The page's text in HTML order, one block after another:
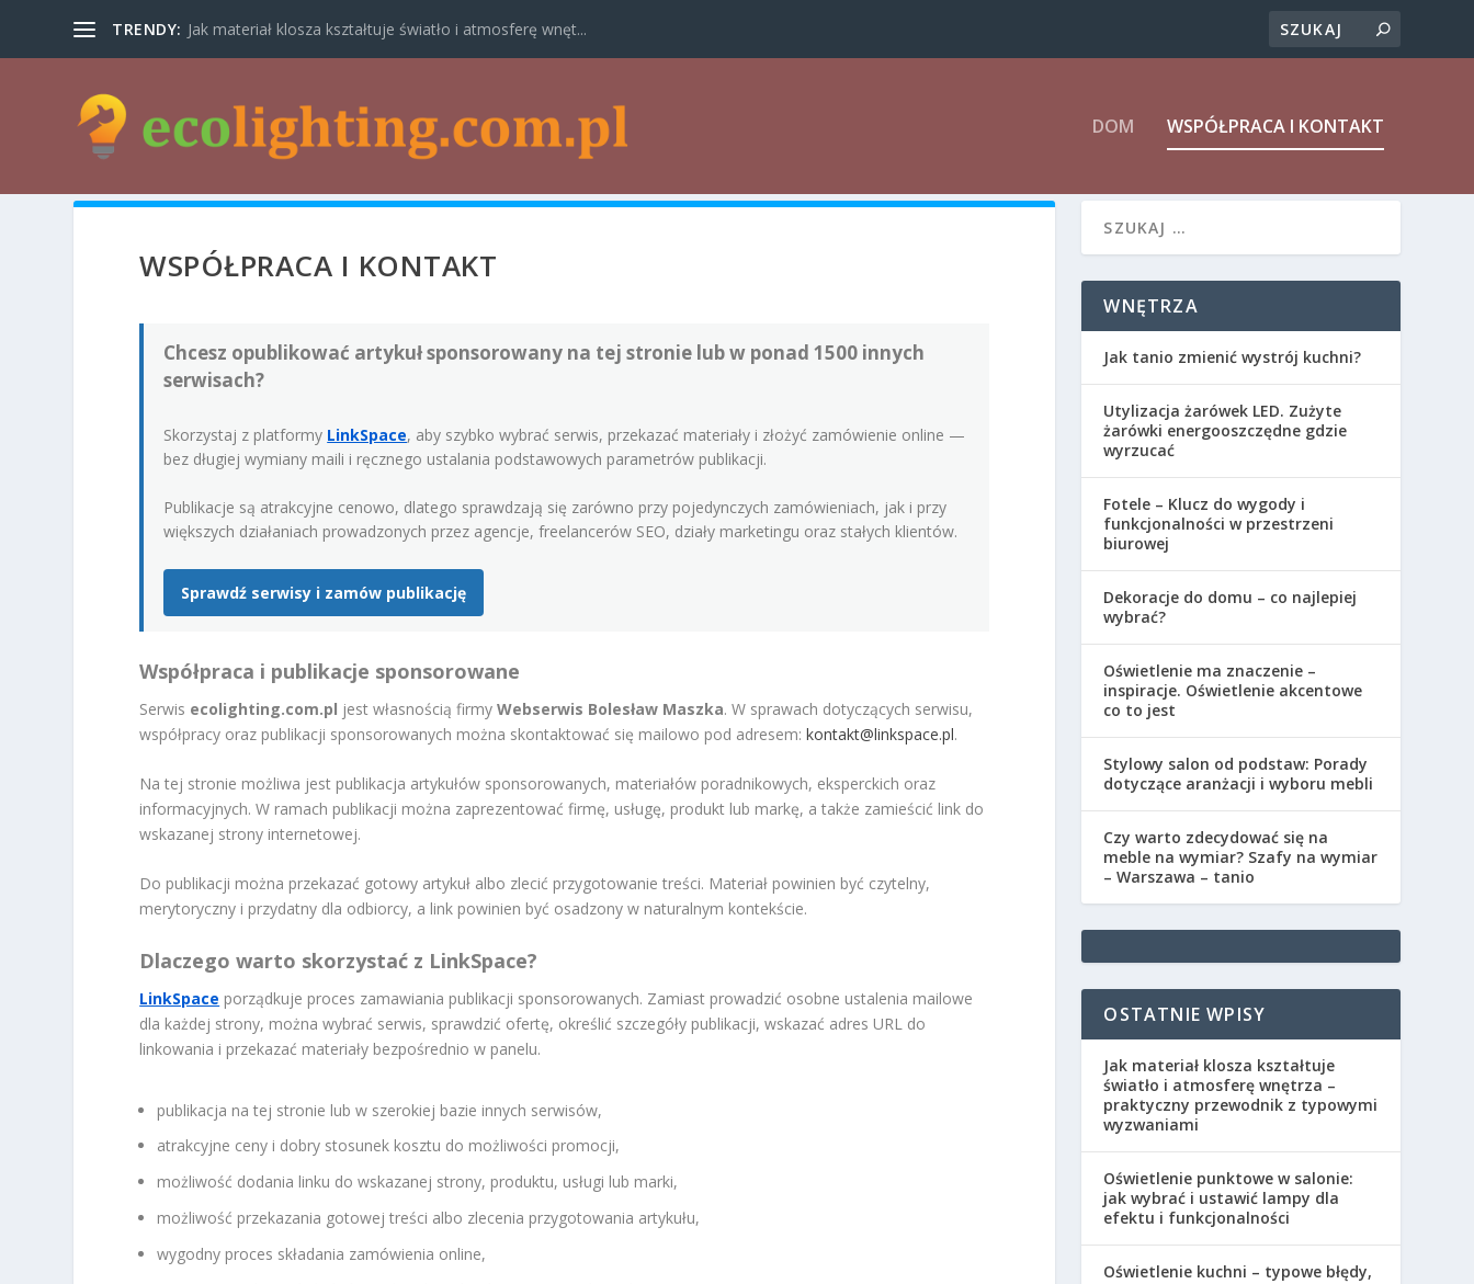
TRENDY: Jak materiał klosza kształtuje światło i atmosferę wnęt...
DOM WSPÓŁPRACA I KONTAKT
WSPÓŁPRACA I KONTAKT
Chcesz opublikować artykuł sponsorowany na tej stronie lub w ponad 1500 innych
serwisach?
Skorzystaj z platformy LinkSpace, aby szybko wybrać serwis, przekazać materiały i złożyć zamówienie online —
bez długiej wymiany maili i ręcznego ustalania podstawowych parametrów publikacji.
Publikacje są atrakcyjne cenowo, dlatego sprawdzają się zarówno przy pojedynczych zamówieniach, jak i przy
większych działaniach prowadzonych przez agencje, freelancerów SEO, działy marketingu oraz stałych klientów.
Sprawdź serwisy i zamów publikację
Współpraca i publikacje sponsorowane
Serwis ecolighting.com.pl jest własnością firmyWebserwis Bolesław Maszka. W sprawach dotyczących serwisu,
współpracy oraz publikacji sponsorowanych można skontaktować się mailowo pod adresem:kontakt@linkspace.pl.
Na tej stronie możliwa jest publikacja artykułów sponsorowanych, materiałów poradnikowych, eksperckich oraz
informacyjnych. W ramach publikacji można zaprezentować firmę, usługę, produkt lub markę, a także zamieścić link do
wskazanej strony internetowej.
Do publikacji można przekazać gotowy artykuł albo zlecić przygotowanie treści. Materiał powinien być czytelny,
merytoryczny i przydatny dla odbiorcy, a link powinien być osadzony w naturalnym kontekście.
Dlaczego warto skorzystać z LinkSpace?
LinkSpace porządkuje proces zamawiania publikacji sponsorowanych. Zamiast prowadzić osobne ustalenia mailowe
dla każdej strony, można wybrać serwis, sprawdzić ofertę, określić szczegóły publikacji, wskazać adres URL do
linkowania i przekazać materiały bezpośrednio w panelu.
publikacja na tej stronie lub w szerokiej bazie innych serwisów,
atrakcyjne ceny i dobry stosunek kosztu do możliwości promocji,
możliwość dodania linku do wskazanej strony, produktu, usługi lub marki,
możliwość przekazania gotowej treści albo zlecenia przygotowania artykułu,
wygodny proces składania zamówienia online,
WNĘTRZA
Jak tanio zmienić wystrój kuchni?
Utylizacja żarówek LED. Zużyte
żarówki energooszczędne gdzie
wyrzucać
Fotele – Klucz do wygody i
funkcjonalności w przestrzeni
biurowej
Dekoracje do domu – co najlepiej
wybrać?
Oświetlenie ma znaczenie –
inspiracje. Oświetlenie akcentowe
co to jest
Stylowy salon od podstaw: Porady
dotyczące aranżacji i wyboru mebli
Czy warto zdecydować się na
meble na wymiar? Szafy na wymiar
– Warszawa – tanio
OSTATNIE WPISY
Jak materiał klosza kształtuje
światło i atmosferę wnętrza –
praktyczny przewodnik z typowymi
wyzwaniami
Oświetlenie punktowe w salonie:
jak wybrać i ustawić lampy dla
efektu i funkcjonalności
Oświetlenie kuchni – typowe błędy,